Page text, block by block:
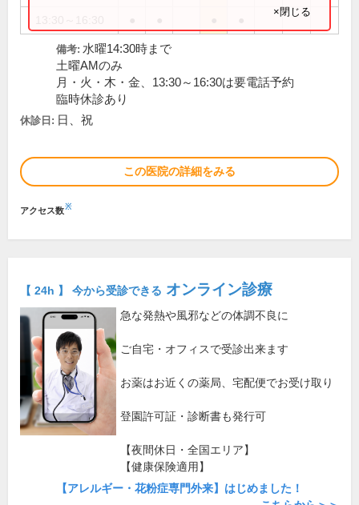
×閉じる
備考: 水曜14:30時まで
土曜AMのみ
月・火・木・金、13:30～16:30は要電話予約
臨時休診あり
休診日: 日、祝
この医院の詳細をみる
アクセス数※
【 24h 】 今から受診できる オンライン診療
急な発熱や風邪などの体調不良に
ご自宅・オフィスで受診出来ます
お薬はお近くの薬局、宅配便でお受け取り
登園許可証・診断書も発行可
【夜間休日・全国エリア】
【健康保険適用】
【アレルギー・花粉症専門外来】はじめました！